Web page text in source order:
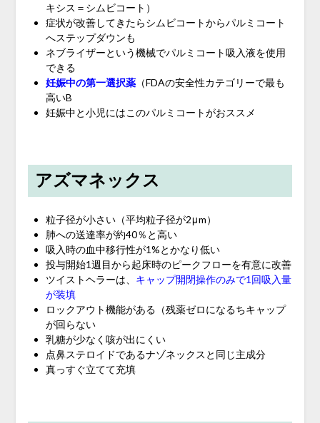
キシス＝シムビコート）
症状が改善してきたらシムビコートからパルミコート
へステップダウンも
ネブライザーという機械でパルミコート吸入液を使用
できる
妊娠中の第一選択薬（FDAの安全性カテゴリーで最も
高いB
妊娠中と小児にはこのパルミコートがおススメ
アズマネックス
粒子径が小さい（平均粒子径が2μm）
肺への送達率が約40％と高い
吸入時の血中移行性が1%とかなり低い
投与開始1週目から起床時のピークフローを有意に改善
ツイストヘラーは、 キャップ開閉操作のみで1回吸入量
が装填
ロックアウト機能がある（残薬ゼロになるちキャップ
が回らない
乳糖が少なく咳が出にくい
点鼻ステロイドであるナゾネックスと同じ主成分
真っすぐ立てて充填